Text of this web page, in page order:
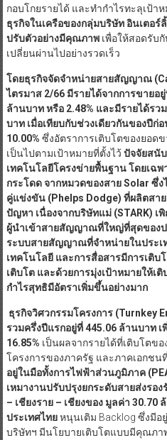
กอบโกยรายได้ และทำกำไรทะลุเป้า
ธุรกิจในเครือของกลุ่มบริษัท อินเตอ
ปรับตัวอย่างมีคุณภาพเพื่อให้สอดรับ
เปลี่ยนผ่านไปอย่างรวดเร็ว
โดยธุรกิจจัดจำหน่ายสายสัญญาณ
ไตรมาส 2/66 มีรายได้จากการขายอ
ล้านบาท หรือ 2.48% และมีรายได้รว
บาท เมื่อเทียบกับช่วงเดียวกันของปีก่
10.00% ซึ่งอัตราการเติบโตของยอด
เป็นไปตามเป้าหมายที่ตั้งไว้ ปัจจัยสนั
เทคโนโลยีโครงข่ายพื้นฐานโดยเฉพ
กระโดด จากหมวดของสายSolar ซึ่ง
คู่แข่งขัน (Phelps Dodge) ที่ผลิตสา
ปัญหา เนื่องจากบริษัทแม่ (STARK)
ผู้นำเข้าสายสัญญาณที่ใหญ่ที่สุดของป
ระบบสายสัญญาณที่จำหน่ายในประเ
เทคโนโลยี และการสื่อสารมีการเติบ
เติบโต และด้วยการมุ่งเป้าหมายให้เ
กำไรสุทธิมีอัตราเพิ่มขึ้นอย่างมาก
ธุรกิจวิศวกรรมโครงการ (Turnkey
รวมครึ่งปีแรกอยู่ที่ 445.06 ล้านบาท
16.85% เป็นผลจากรายได้ที่เติบโตข
โครงการของภาครัฐ และภาคเอกชน
อยู่ในมือทั้งการไฟฟ้าส่วนภูมิภาค (
เหมางานปรับปรุงยกระดับสายส่งรอ
– เชียงราย – เชียงของ มูลค่า
ประเทศไทยหนุนเติม Backlog ซึ่งมีอ
บริษัทฯ มีนโยบายเติบโตแบบมีคุณภา